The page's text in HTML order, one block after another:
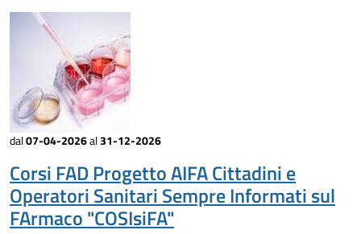
dal07-04-2026al31-12-2026
Corsi FAD Progetto AIFA Cittadini e
Operatori Sanitari Sempre Informati sul
FArmaco "COSIsiFA"